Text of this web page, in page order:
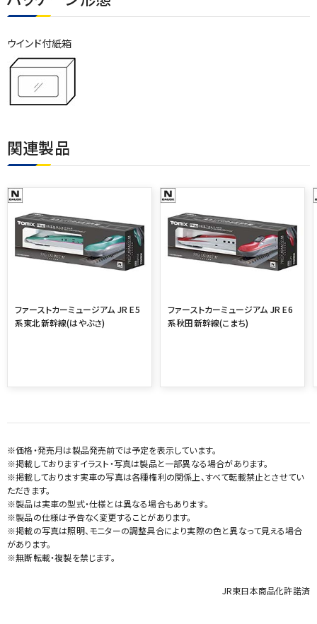
ウインド付紙箱
関連製品
ファーストカーミュージアム JR E5
系東北新幹線(はやぶさ)
ファーストカーミュージアム JR E6
系秋田新幹線(こまち)
※価格・発売月は製品発売前では予定を表示しています。
※掲載しておりますイラスト・写真は製品と一部異なる場合があります。
※掲載しております実車の写真は各種権利の関係上、すべて転載禁止とさせてい
ただきます。
※製品は実車の型式・仕様とは異なる場合もあります。
※製品の仕様は予告なく変更することがあります。
※掲載の写真は照明、モニターの調整具合により実際の色と異なって見える場合
があります。
※無断転載・複製を禁じます。
JR東日本商品化許諾済